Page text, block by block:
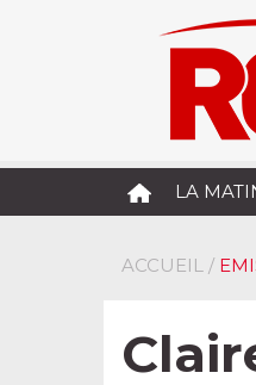
LA
ACCUEIL /